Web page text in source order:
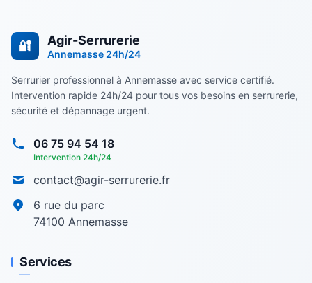
🔐 Agir-Serrurerie
Annemasse 24h/24
Serrurier professionnel à Annemasse avec service certifié.
Intervention rapide 24h/24 pour tous vos besoins en serrurerie,
sécurité et dépannage urgent.
06 75 94 54 18
Intervention 24h/24
contact@agir-serrurerie.fr
6 rue du parc
74100 Annemasse
Services